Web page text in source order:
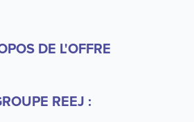
DE L'OFFRE
REEJ :